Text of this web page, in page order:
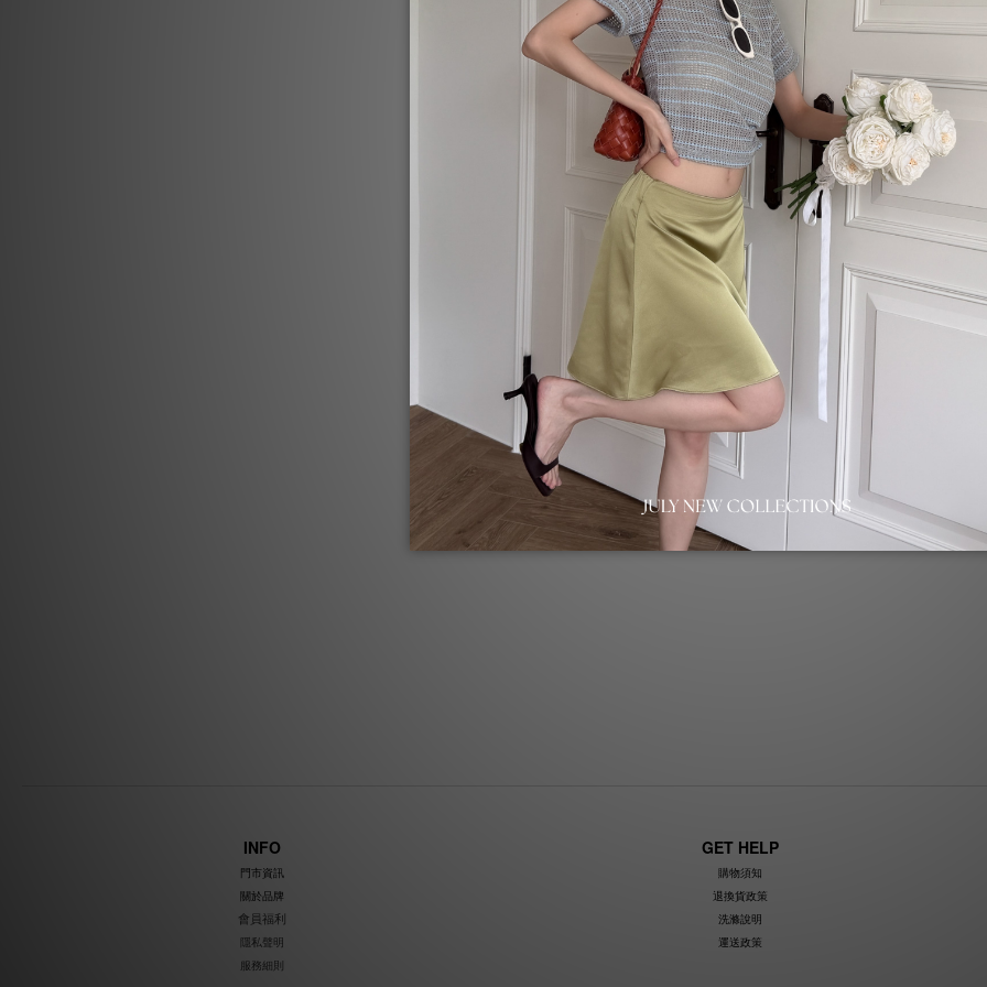
AI-902404925純銀細鍊
粗鍊與細鍊是分開賣哦！
• 無配戴純銀飾品時，請用乾布擦乾並放置夾鏈袋隔絕空氣，避免氧化發
• 保養方式：可用拭銀布擦拭或軟毛沾牙膏輕輕刷洗。
了解更多
INFO
門市資訊
關於品牌
會員福利
隱私聲明
服務細則
GET HELP
購物須知
退換貨政策
洗滌說明
運送政策